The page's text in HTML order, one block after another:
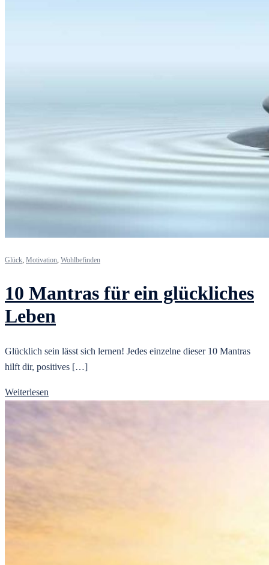
Glück Motivation Wohlbefinden
10 Mantras für ein glückliches
Leben
Glücklich sein lässt sich lernen! Jedes einzelne dieser 10 Mantras
hilft dir, positives […]
Weiterlesen